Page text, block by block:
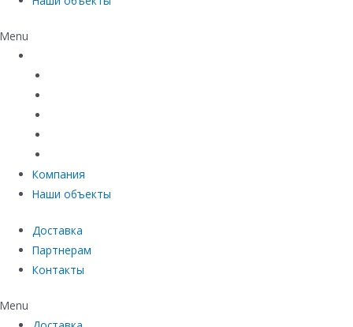
Menu
Компания
Наши объекты
Доставка
Партнерам
Контакты
Menu